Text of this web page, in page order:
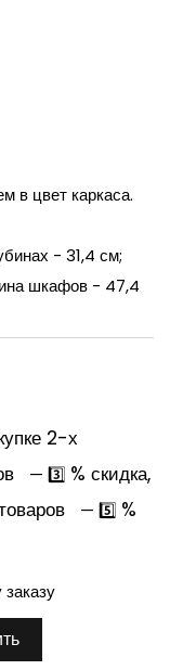
в цвет каркаса.
- 31,4 см;
шкафов - 47,4
2-х
— 3️⃣ % скидка,
— 5️⃣ %